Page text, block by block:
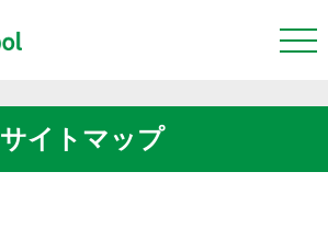
サイトマップ